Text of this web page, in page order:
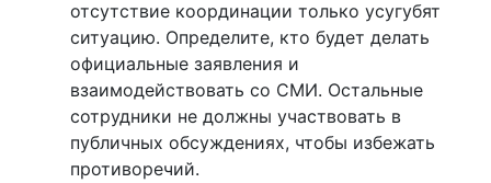
отсутствие координации только усугубят
ситуацию. Определите, кто будет делать
официальные заявления и
взаимодействовать со СМИ. Остальные
сотрудники не должны участвовать в
публичных обсуждениях, чтобы избежать
противоречий.